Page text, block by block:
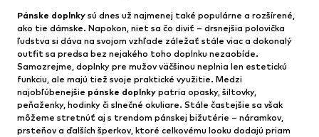
Pánske doplnky sú dnes už najmenej také populárne a rozšírené,
ako tie dámske. Napokon, niet sa čo diviť – drsnejšia polovička
ľudstva si dáva na svojom vzhľade záležať stále viac a dokonalý
outfit sa predsa bez nejakého toho doplnku nezaobíde.
Samozrejme, doplnky pre mužov väčšinou neplnia len estetickú
funkciu, ale majú tiež svoje praktické využitie. Medzi
najobľúbenejšie pánske doplnky patria opasky, šiltovky,
peňaženky, hodinky či slnečné okuliare. Stále častejšie sa však
môžeme stretnúť aj s trendom pánskej bižutérie – náramkov,
prsteňov a ďalších šperkov, ktoré celkovému looku dodajú priam